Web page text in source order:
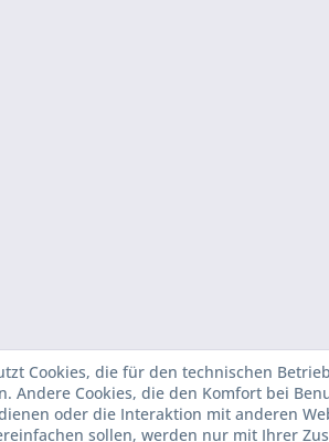
Cookies, die für den technischen
Andere Cookies, die den Komfort bei
oder die Interaktion mit anderen
sollen, werden nur mit Ihrer